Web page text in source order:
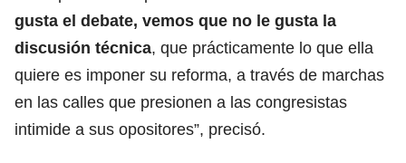
gusta el debate, vemos que no le gusta la
discusión técnica, que prácticamente lo que ella
quiere es imponer su reforma, a través de marchas
en las calles que presionen a las congresistas
intimide a sus opositores”, precisó.